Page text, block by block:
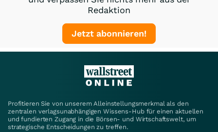
Redaktion
Jetzt abonnieren!
Profitieren Sie von unserem Alleinstellungsmerkmal als den
zentralen verlagsunabhängigen Wissens-Hub für einen aktuellen
und fundierten Zugang in die Börsen- und Wirtschaftswelt, um
strategische Entscheidungen zu treffen.